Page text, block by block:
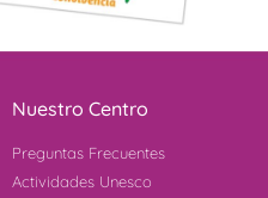
Nuestro Centro
Preguntas Frecuentes
Actividades Unesco